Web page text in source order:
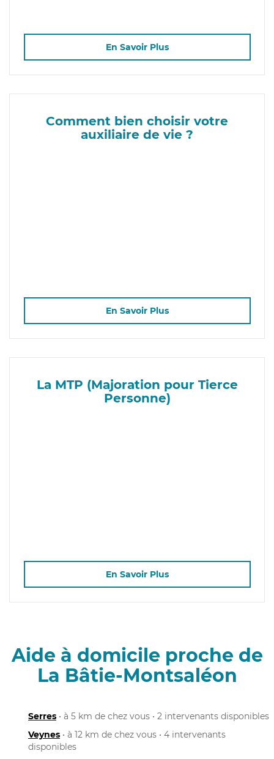
En Savoir Plus
Comment bien choisir votre
auxiliaire de vie ?
En Savoir Plus
La MTP (Majoration pour Tierce
Personne)
En Savoir Plus
Aide à domicile proche de
La Bâtie-Montsaléon
Serres • à 5 km de chez vous • 2 intervenants disponibles
Veynes • à 12 km de chez vous • 4 intervenants
disponibles